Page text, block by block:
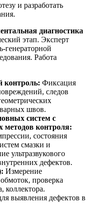
и разработать
диагностика
этап. Эксперт
генераторной
Работа
контроль: Фиксация
следов
швов.
систем с
контроля:
состояния
смазки и
ультразвукового
дефектов.
Измерение
проверка
коллектора.
выявления дефектов в